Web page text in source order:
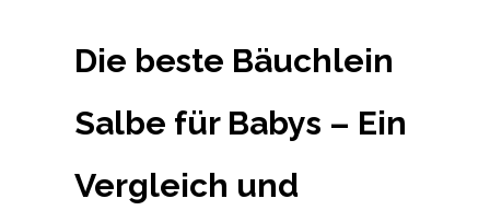
Die beste Bäuchlein
Salbe für Babys – Ein
Vergleich und